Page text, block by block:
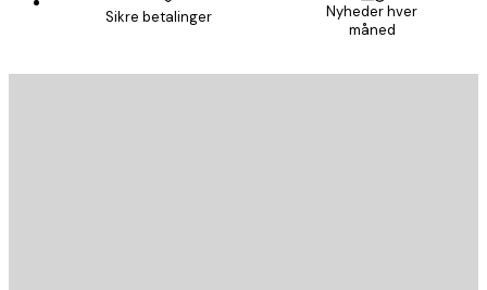
Sikre betalinger
Nyheder hver
måned